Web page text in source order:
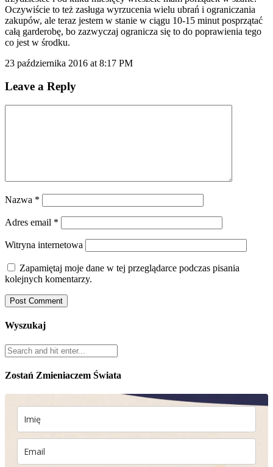
Oczywiście to też zasługa wyrzucenia wielu ubrań i ograniczania
zakupów, ale teraz jestem w stanie w ciągu 10-15 minut posprzątać
całą garderobę, bo zazwyczaj ogranicza się to do poprawienia tego
co jest w środku.
23 października 2016 at 8:17 PM
Leave a Reply
Nazwa *
Adres email *
Witryna internetowa
Zapamiętaj moje dane w tej przeglądarce podczas pisania
kolejnych komentarzy.
Wyszukaj
Zostań Zmieniaczem Świata